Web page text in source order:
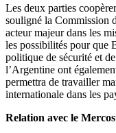
Les deux parties
souligné la Commission
acteur majeur dans les
les possibilités pour que
politique de sécurité et
l’Argentine ont
permettra de travailler
internationale dans les
Relation avec le